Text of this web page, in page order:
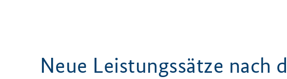
Neue Leistungssätze nach